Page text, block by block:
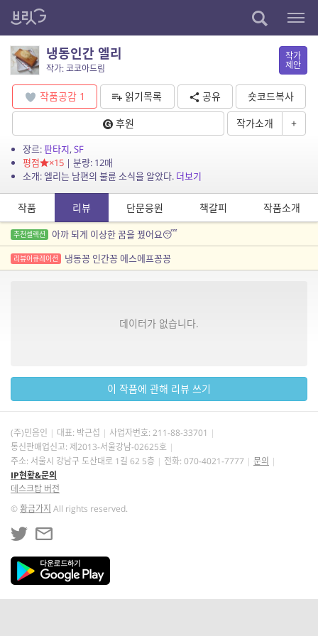
냉동인간 엘리
작가: 코코아드림
작가
제안
작품공감 1 읽기목록 공유
숏코드복사
후원
작가소개 +
장르:판타지,SF
평점
×15| 분량: 12매
소개: 엘리는 남편의 불륜 소식을 알았다. 더보기
작품 리뷰 단문응원 책갈피 작품소개
추천셀렉션 아까 되게 이상한 꿈을 꿨어요😴
리뷰어큐레이션 냉동꽁 인간꽁 에스에프꽁꽁
데이터가 없습니다.
이 작품에 관해 리뷰 쓰기
(주)민음인 대표: 박근섭 사업자번호: 211-88-33701
통신판매업신고: 제2013-서울강남-02625호
주소: 서울시 강남구 도산대로 1길 62 5층
전화: 070-4021-7777
문의
IP현황&문의
데스크탑 버전
©황금가지 All rights reserved.